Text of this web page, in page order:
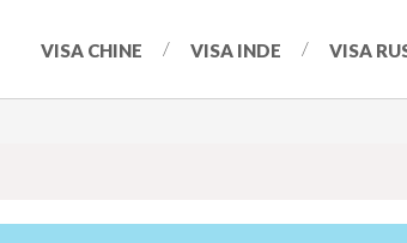
VISA CHINE VISA INDE VISA